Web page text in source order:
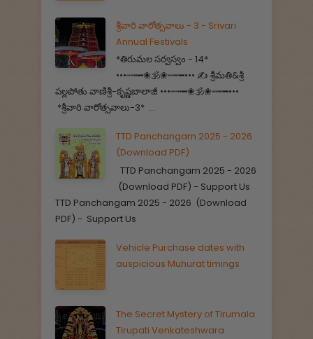
శ్రీవారి వారోత్సవాలు - 3 - Srivari
Annual Festivals
*తిరుమల సర్వస్వం - 14*
•••┉┅━❀🕉️❀┉┅━••• ✍️ శ్రీమతి&శ్రీ
పల్లపోతు వాణిశ్రీ-కృష్ణబాలాజీ •••┉┅━❀🕉️❀┉┅━•••
*శ్రీవారి వారోత్సవాలు-3* ...
TTD Panchangam 2025 - 2026
(Download PDF)
TTD Panchangam 2025 - 2026
(Download PDF) - Support Us
TTD Panchangam 2025 - 2026 (Download
PDF) - Support Us
Vehicle Purchase dates with
auspicious Muhurat timings
The Secret Mystery of Tirumala
Tirupati Venkateshwara